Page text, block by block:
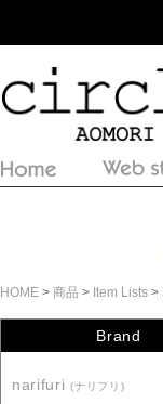
HOME > 商品 > Item Lists >
Brand
narifuri(ナリフリ)